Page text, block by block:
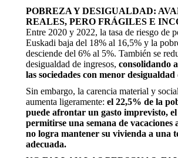
POBREZA Y DESIGUALDAD:
REALES, PERO FRÁGILES E
Entre 2020 y 2022, la tasa de riesgo de
Euskadi baja del 18% al 16,5% y la
desciende del 6% al 5%. También se
desigualdad de ingresos, consolidando
las sociedades con menor
Sin embargo, la carencia material y
aumenta ligeramente: el 22,5% de la
puede afrontar un gasto imprevisto,
permitirse una semana de vacaciones
no logra mantener su vivienda a una
adecuada.